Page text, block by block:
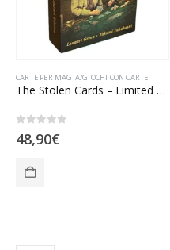
CARTE PER MAGIA/GIOCHI CON CARTE
The Stolen Cards – Limited Edition
48,90€